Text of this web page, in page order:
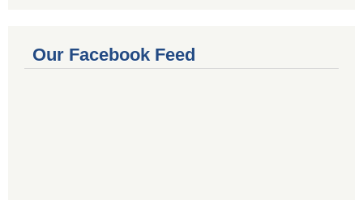
Our Facebook Feed